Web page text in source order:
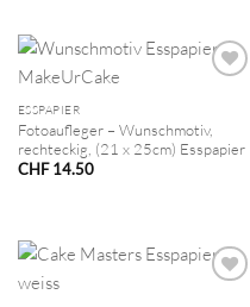
ESSPAPIER
Fotoaufleger – Wunschmotiv,
rechteckig, (21 x 25cm) Esspapier
CHF14.50